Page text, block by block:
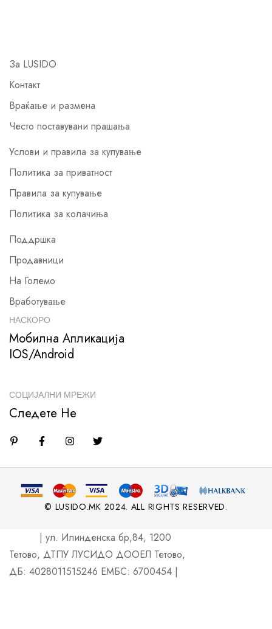
За LUSIDO
Контакт
Враќање и размена
Често поставувани прашања
Услови и правила за купување
Политика за приватност
Правила за купување
Политика за колачиња
Поддршка
Продавници
На Големо
Вработување
НАСКОРО
Мобилна Апликација
IOS/Android
СОЦИЈАЛНИ МРЕЖИ
Следете Не
© LUSIDO.MK 2024. ALL RIGHTS RESERVED.
| ул. Илинденска бр,84, 1200
Тетово, ДТПУ ЛУСИДО ДООЕЛ Тетово,
ДБ: 4028011515246 ЕМБС: 6700454 |